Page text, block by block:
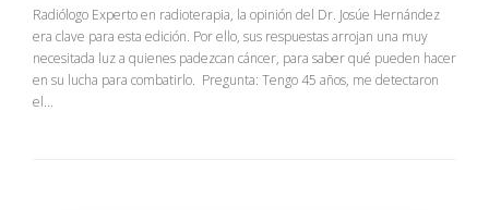
Radiólogo Experto en radioterapia, la opinión del Dr. Josúe Hernández
era clave para esta edición. Por ello, sus respuestas arrojan una muy
necesitada luz a quienes padezcan cáncer, para saber qué pueden hacer
en su lucha para combatirlo. Pregunta: Tengo 45 años, me detectaron
el...